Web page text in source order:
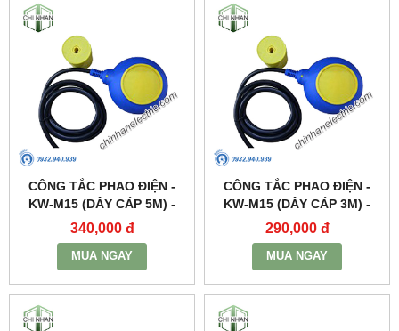
CÔNG TẮC PHAO ĐIỆN -
KW-M15 (DÂY CÁP 5M) -
KAWASAN
340,000 đ
MUA NGAY
CÔNG TẮC PHAO ĐIỆN -
KW-M15 (DÂY CÁP 3M) -
KAWASAN
290,000 đ
MUA NGAY